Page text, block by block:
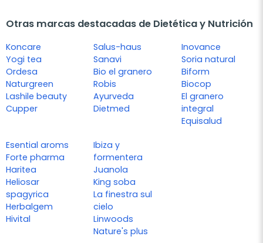
Otras marcas destacadas de Dietética y Nutrición
Koncare
Yogi tea
Ordesa
Naturgreen
Lashile beauty
Cupper
Salus-haus
Sanavi
Bio el granero
Robis
Ayurveda
Dietmed
Inovance
Soria natural
Biform
Biocop
El granero
integral
Equisalud
Esential aroms
Forte pharma
Haritea
Heliosar
spagyrica
Herbalgem
Hivital
Ibiza y
formentera
Juanola
King soba
La finestra sul
cielo
Linwoods
Nature's plus